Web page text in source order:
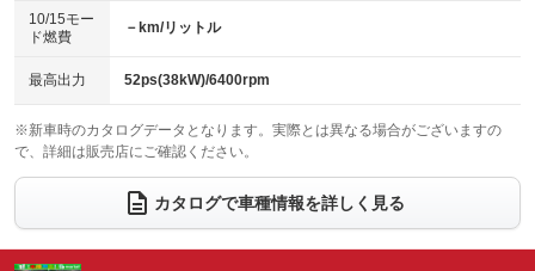
ベンチシート
：装備あり
チップアップシート
：装備なし
：装備なし ：装備なし
ウォークスルー
：装備なし
電動リアゲート フロントカメラ
：装備あり
：装備なし ：装備あり
10/15モー
ド燃費
－km/リットル
最高出力 52ps(38kW)/6400rpm
※新車時のカタログデータとなります。実際とは異なる場合がございますの
で、詳細は販売店にご確認ください。
カタログで車種情報を詳しく見る